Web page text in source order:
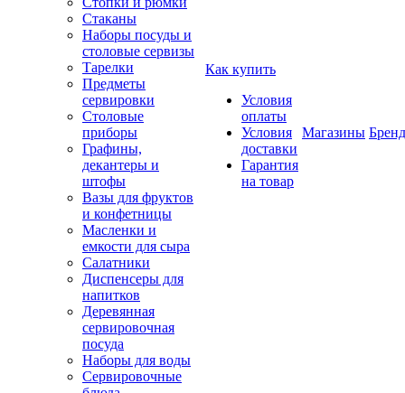
Стаканы
Наборы посуды и
столовые сервизы
Тарелки
Предметы
сервировки
Столовые
приборы
Графины,
декантеры и
штофы
Вазы для фруктов
и конфетницы
Масленки и
емкости для сыра
Салатники
Диспенсеры для
напитков
Деревянная
сервировочная
посуда
Наборы для воды
Сервировочные
Как купить
Условия
оплаты
Условия
доставки
Гарантия
на товар
Магазины